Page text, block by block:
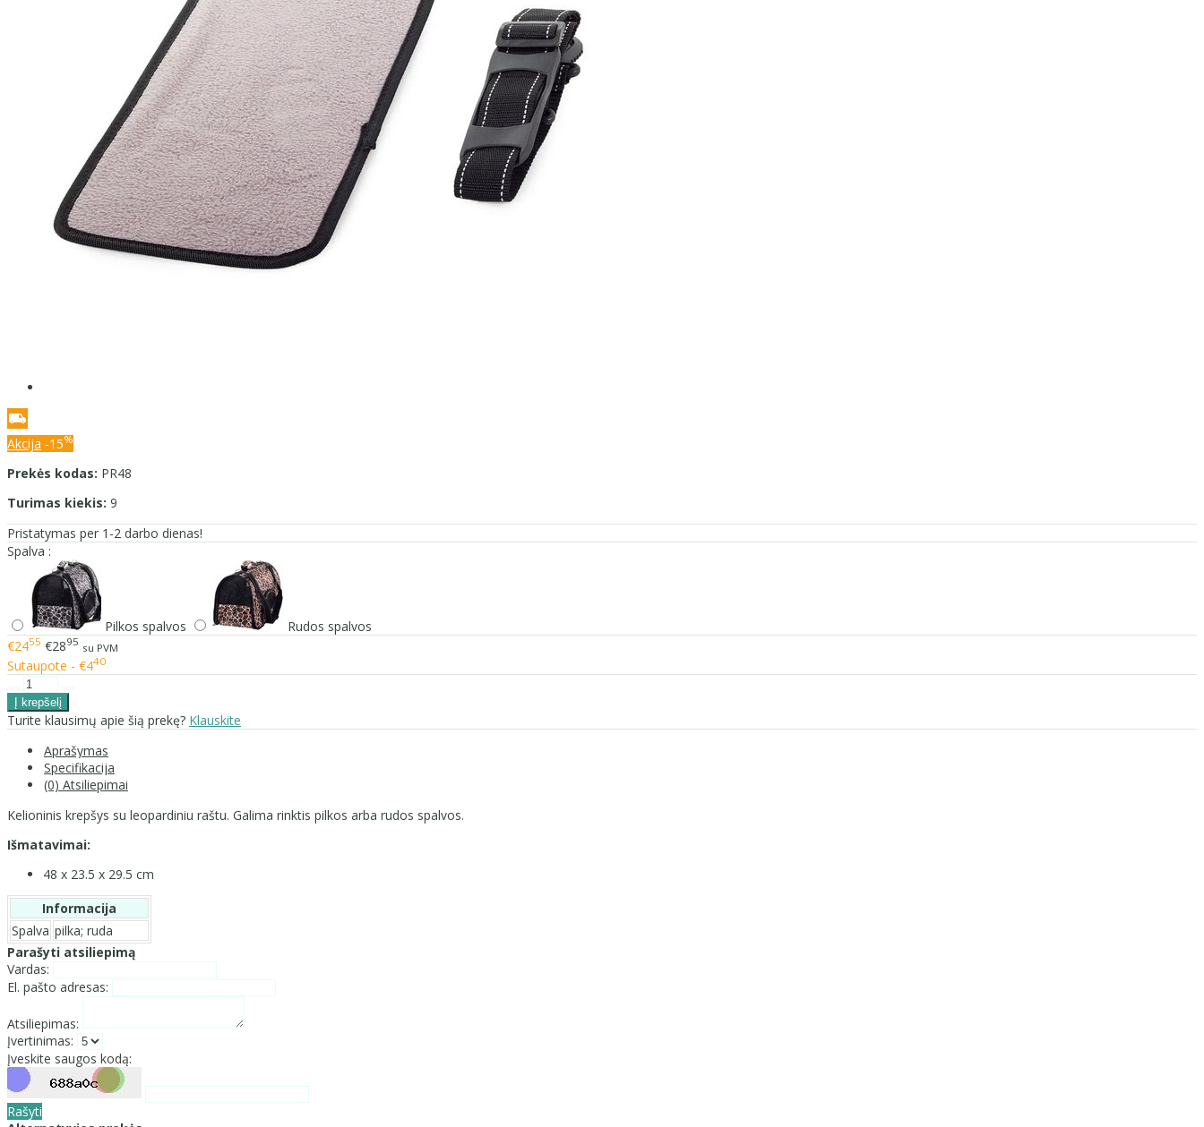
Akcija -15%
Prekės kodas: PR48
Turimas kiekis: 9
Pristatymas per 1-2 darbo dienas!
Spalva :
Pilkos spalvos
Rudos spalvos
€2455 €2895 su PVM
Sutaupote - €440
Turite klausimų apie šią prekę? Klauskite
Aprašymas
Specifikacija
(0) Atsiliepimai
Kelioninis krepšys su leopardiniu raštu. Galima rinktis pilkos arba rudos spalvos.
Išmatavimai:
48 x 23.5 x 29.5 cm
Informacija
Spalva pilka; ruda
Parašyti atsiliepimą
Vardas:
El. pašto adresas:
Atsiliepimas:
Įvertinimas:
Įveskite saugos kodą:
Rašyti